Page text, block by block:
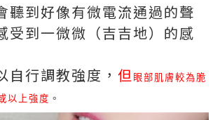
聽到好像有微電流通過的聲
受到一微微（吉吉地）的感
自行調教強度， 但 眼部肌膚較為脆
以上強度 。